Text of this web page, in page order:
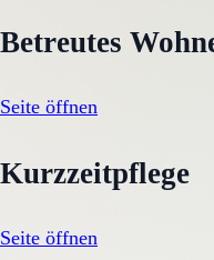
Betreutes
Seite öffnen
Kurzzeitpflege
Seite öffnen